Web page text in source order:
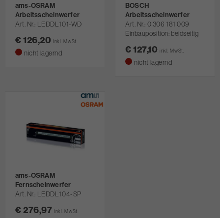
ams-OSRAM
Arbeitsscheinwerfer
Art. Nr. LEDDL101-WD
€ 126,20inkl. MwSt.
nicht lagernd
BOSCH
Arbeitsscheinwerfer
Art. Nr. 0 306 181 009
Einbauposition: beidseitig
€ 127,10inkl. MwSt.
nicht lagernd
ams-OSRAM
Fernscheinwerfer
Art. Nr. LEDDL104-SP
€ 276,97inkl. MwSt.